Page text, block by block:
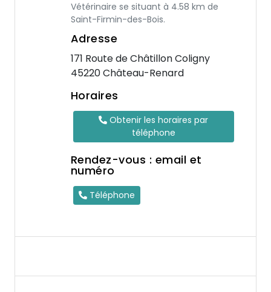
Vétérinaire se situant à 4.58 km de
Saint-Firmin-des-Bois.
Adresse
171 Route de Châtillon Coligny
45220 Château-Renard
Horaires
Obtenir les horaires par
téléphone
Rendez-vous : email et
numéro
Téléphone